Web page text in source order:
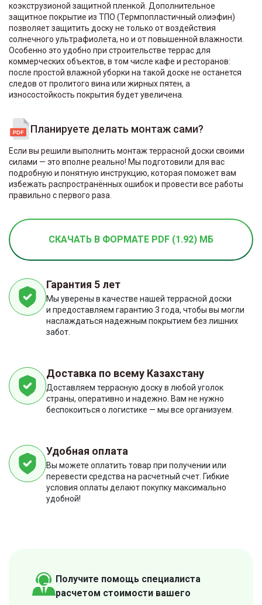
коэкструзионой защитной пленкой. Дополнительное
защитное покрытие из ТПО (Термпопластичный олиэфин)
позволяет защитить доску не только от воздействия
солнечного ультрафиолета, но и от повышенной влажности.
Особенно это удобно при строительстве террас для
коммерческих объектов, в том числе кафе и ресторанов:
после простой влажной уборки на такой доске не останется
следов от пролитого вина или жирных пятен, а
износостойкость покрытия будет увеличена.
Планируете делать монтаж сами?
Если вы решили выполнить монтаж террасной доски своими
силами — это вполне реально! Мы подготовили для вас
подробную и понятную инструкцию, которая поможет вам
избежать распространённых ошибок и провести все работы
правильно с первого раза.
СКАЧАТЬ В ФОРМАТЕ PDF (1.92) МБ
Гарантия 5 лет
Мы уверены в качестве нашей террасной доски
и предоставляем гарантию 3 года, чтобы вы могли
наслаждаться надежным покрытием без лишних
забот.
Доставка по всему Казахстану
Доставляем террасную доску в любой уголок
страны, оперативно и надежно. Вам не нужно
беспокоиться о логистике — мы все организуем.
Удобная оплата
Вы можете оплатить товар при получении или
перевести средства на расчетный счет. Гибкие
условия оплаты делают покупку максимально
удобной!
Получите помощь специалиста
расчетом стоимости вашего